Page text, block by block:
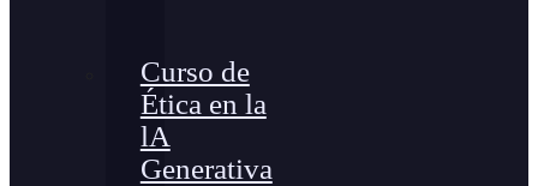
Curso de
Ética en la
lA
Generativa